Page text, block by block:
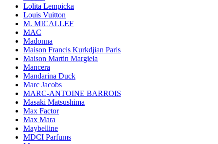
Lolita Lempicka
Louis Vuitton
M. MICALLEF
MAC
Madonna
Maison Francis Kurkdjian Paris
Maison Martin Margiela
Mancera
Mandarina Duck
Marc Jacobs
MARC-ANTOINE BARROIS
Masaki Matsushima
Max Factor
Max Mara
Maybelline
MDCI Parfums